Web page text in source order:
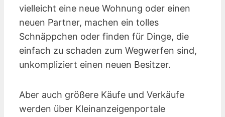
vielleicht eine neue Wohnung oder einen
neuen Partner, machen ein tolles
Schnäppchen oder finden für Dinge, die
einfach zu schaden zum Wegwerfen sind,
unkompliziert einen neuen Besitzer.
Aber auch größere Käufe und Verkäufe
werden über Kleinanzeigen­portale